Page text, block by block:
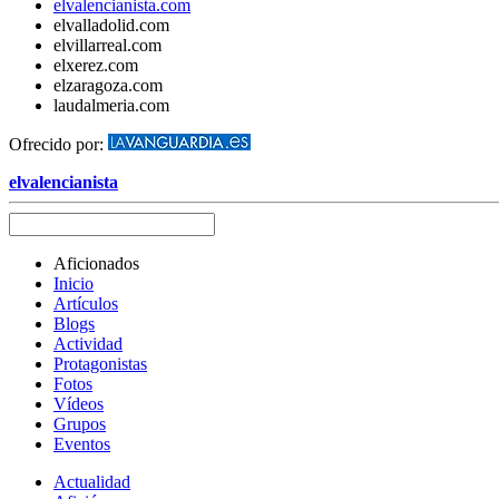
elvalencianista.com
elvalladolid.com
elvillarreal.com
elxerez.com
elzaragoza.com
laudalmeria.com
Ofrecido por:
elvalencianista
Aficionados
Inicio
Artículos
Blogs
Actividad
Protagonistas
Fotos
Vídeos
Grupos
Eventos
Actualidad